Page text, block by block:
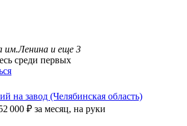
им.Ленина и еще 3
среди первых
на завод (Челябинская область)
000 ₽ за месяц, на руки